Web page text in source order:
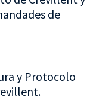
de
y Protocolo